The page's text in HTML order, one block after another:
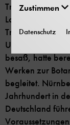
Trew
London bald
Trew, der
besaß, hatte
Werken zur
begleitet.
Jahrhundert in
Deutschland
Zustimmen
Datenschutz